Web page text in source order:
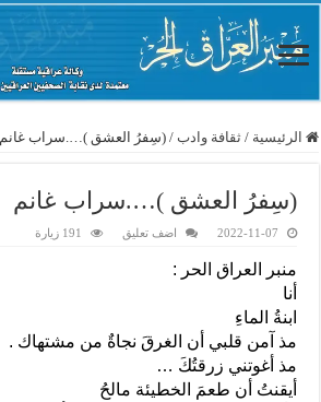
الرئيسية / ثقافة وادب / (سِفرُ العشق )….سراب غانم
(سِفرُ العشق )….سراب غانم
2022-11-07 اضف تعليق 191 زيارة
منبر العراق الحر :
أنا
ابنةُ الماءِ
مذ آمن قلبي أن الغرقَ نجاةٌ من مشتهاك .
مذ أغوتني زرقتُكَ …
أيقنتُ أن طعمَ الخطيئة مالحُ